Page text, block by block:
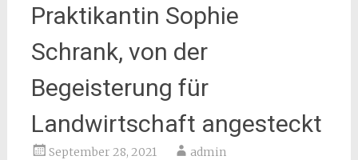
Praktikantin Sophie
Schrank, von der
Begeisterung für
Landwirtschaft angesteckt
September 28, 2021 admin